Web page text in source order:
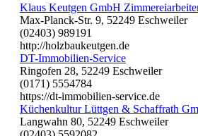
Klaus Keutgen GmbH
Max-Planck-Str. 9, 52249 Eschweiler
(02403) 989191
http://holzbaukeutgen.de
DT-Immobilien-Service
Ringofen 28, 52249 Eschweiler
(0171) 5554784
https://dt-immobilien-service.de
Küchenkultur Lüttgen & Schaffrath
Langwahn 80, 52249 Eschweiler